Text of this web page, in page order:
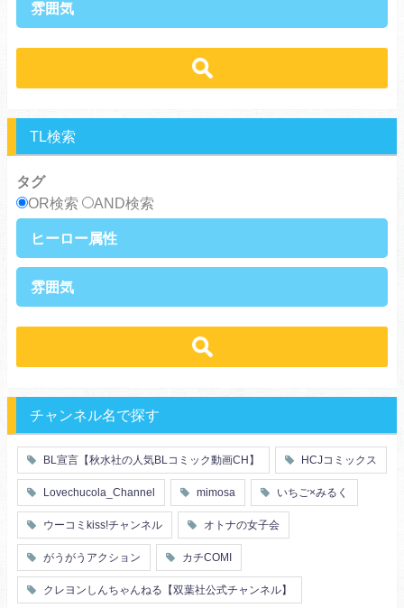
ノンケ攻め
黒髪攻め
年下攻め
ヤンキー攻め
ノンケ受け
黒髪受け
雰囲気
シリアス
TL検索
タグ
OR検索
AND検索
ヒーロー属性
王族・貴族
俺様
エリート・ハイスぺ
芸能人
王子様
ヤンキー・不良
人外
富豪
同期
店長・店員
先生
幼馴染
漫画家・作家
ヤンキー
雰囲気
禁断・背徳
ロマンス
セフレ
初体験
調教
花嫁
義兄弟姉妹
初恋
スーツ
片思い
短編
人妻
主従関係
婚約者
不器用
秘密の関係
ol
甘エロ
フェチ
メイド
恋人
チャンネル名で探す
BL宣言【秋水社の人気BLコミック動画CH】 HCJコミックス
Lovechucola_Channel mimosa いちご×みるく
ウーコミkiss!チャンネル オトナの女子会
がうがうアクション カチCOMI
クレヨンしんちゃんねる【双葉社公式チャンネル】